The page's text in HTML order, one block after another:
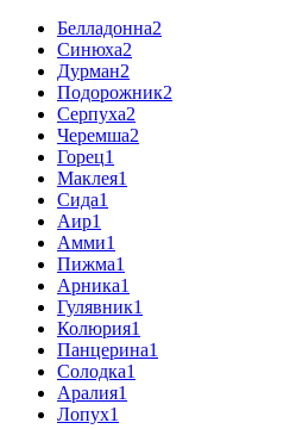
Белладонна2
Синюха2
Дурман2
Подорожник2
Серпуха2
Черемша2
Горец1
Маклея1
Сида1
Аир1
Амми1
Пижма1
Арника1
Гулявник1
Колюрия1
Панцерина1
Солодка1
Аралия1
Лопух1